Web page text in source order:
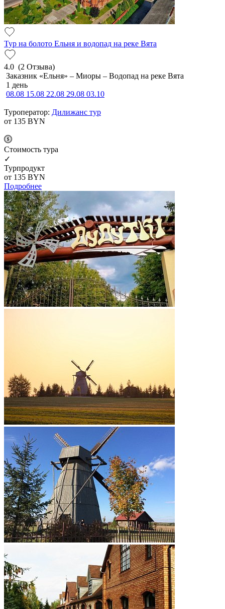
Тур на болото Ельня и водопад на реке Вята
4.0 (2 Отзыва)
Заказник «Ельня» – Миоры – Водопад на реке Вята
1 день
08.08 15.08 22.08 29.08 03.10
Туроператор: Дилижанс тур
от 135 BYN
Cтоимость тура
✓
Турпродукт
от 135 BYN
Подробнее